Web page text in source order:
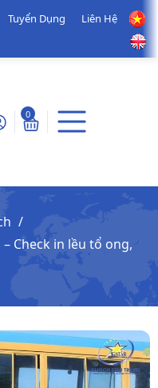
Tuyển Dụng Liên Hệ
0
Check in lều tổ ong,